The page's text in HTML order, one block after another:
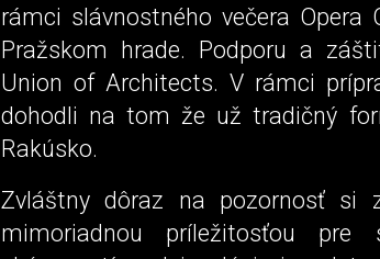
rámci slávnostného večera
Pražskom hrade. Podporu a
Union of Architects. V rámci
dohodli na tom že už tradičný
Rakúsko.
Zvláštny dôraz na pozornosť si
mimoriadnou príležitosťou pre